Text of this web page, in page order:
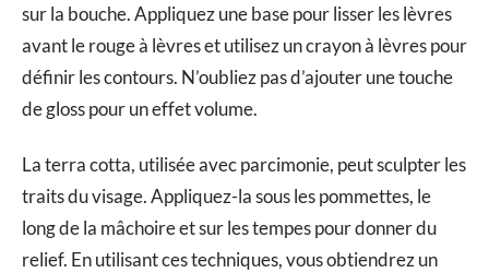
sur la bouche. Appliquez une base pour lisser les lèvres
avant le rouge à lèvres et utilisez un crayon à lèvres pour
définir les contours. N’oubliez pas d’ajouter une touche
de gloss pour un effet volume.
La terra cotta, utilisée avec parcimonie, peut sculpter les
traits du visage. Appliquez-la sous les pommettes, le
long de la mâchoire et sur les tempes pour donner du
relief. En utilisant ces techniques, vous obtiendrez un